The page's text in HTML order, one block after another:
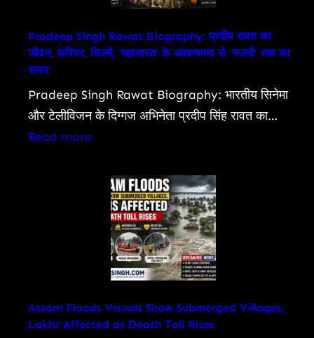
Charges
On
UPI,
Digital
Payments:
Need
To
Know
Pradeep Singh Rawat Biography: प्रदीप रावत का
जीवन, करियर, फिल्में, ‘महाभारत’ के अश्वत्थामा से ‘गजनी’ तक का
सफर
Pradeep Singh Rawat Biography: भारतीय सिनेमा
और टेलीविजन के दिग्गज अभिनेता प्रदीप सिंह रावत का…
Read more
Singh
Rawat
Biography:
प्रदीप
रावत
जीवन,
करियर,
Assam Floods Visuals Show Submerged Villages,
Lakhs Affected as Death Toll Rises